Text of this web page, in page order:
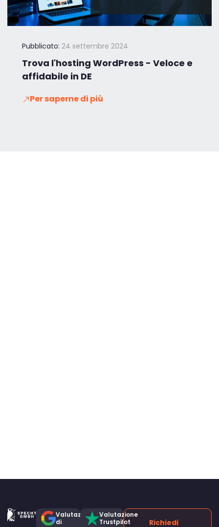
Pubblicato: 24 settembre 2024
Trova l'hosting WordPress - Veloce e
affidabile in DE
Per saperne di più
Valutazione
di
Valutazione
Trustpilot
Richiedi